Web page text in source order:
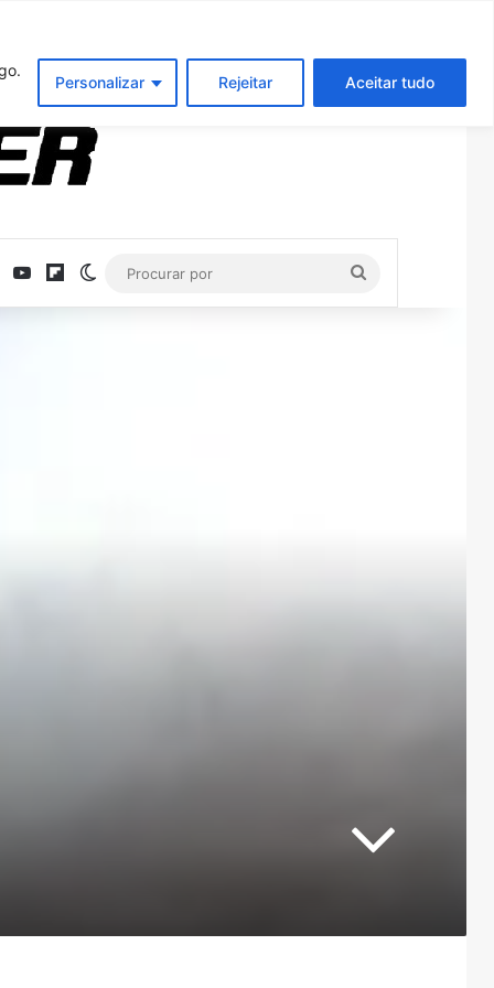
Personalizar Rejeitar Aceitar tudo
YouTubeFlipboardSwitch skin
por